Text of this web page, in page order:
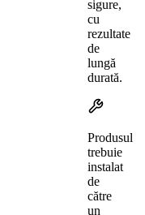
sigure,
cu
rezultate
de
lungă
durată.
Produsul
trebuie
instalat
de
către
un